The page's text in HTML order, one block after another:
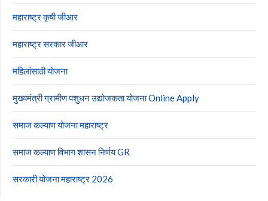
महाराष्ट्र कृषी जीआर
महाराष्ट्र सरकार जीआर
महिलांसाठी योजना
मुख्यमंत्री ग्रामीण पशुधन उद्योजकता योजना Online Apply
समाज कल्याण योजना महाराष्ट्र
समाज कल्याण विभाग शासन निर्णय GR
सरकारी योजना महाराष्ट्र 2026